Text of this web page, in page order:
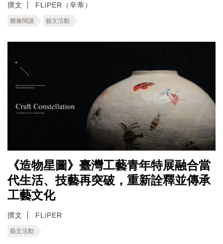
撰文 FLiPER（辛蒂）
圖像閱讀 藝文活動
《造物星圖》臺灣工藝青年特展融合當
代生活、技藝再突破，重新詮釋並傳承
工藝文化
撰文 FLiPER
藝文活動